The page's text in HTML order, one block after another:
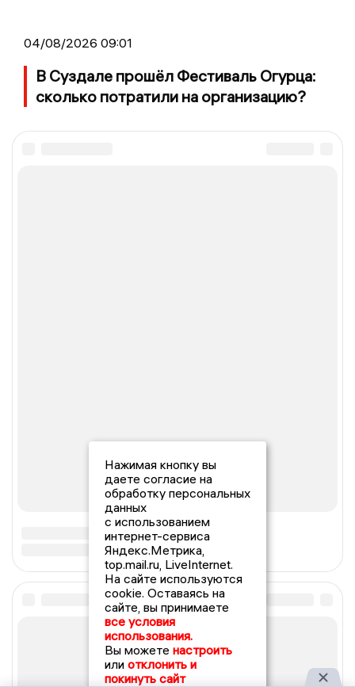
04/08/2026 09:01
В Суздале прошёл Фестиваль Огурца:
сколько потратили на организацию?
Нажимая кнопку вы
даете согласие на
обработку персональных
данных
с использованием
интернет-сервиса
Яндекс.Метрика,
top.mail.ru, LiveInternet.
На сайте используются
cookie. Оставаясь на
сайте, вы принимаете
все условия
использования.
Вы можете настроить
или отклонить и
покинуть сайт